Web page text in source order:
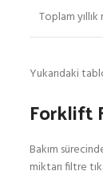
Toplam
Yukarıdaki
Forklift
Bakım
miktarı filtre